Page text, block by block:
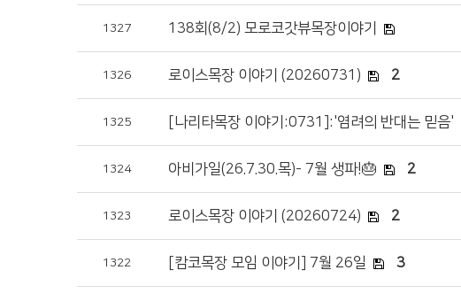
1327 138회(8/2) 모로코갓뷰목장이야기
1326 로이스목장 이야기 (20260731) 2
1325 [나리타목장 이야기:0731]:'염려의 반대는 믿음'
1324 아비가일(26.7.30.목)- 7월 생파!🎂 2
1323 로이스목장 이야기 (20260724) 2
1322 [캄코목장 모임 이야기] 7월 26일 3